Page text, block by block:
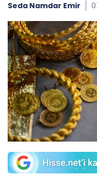
Seda Namdar Emir